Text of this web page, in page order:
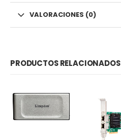
VALORACIONES (0)
PRODUCTOS RELACIONADOS